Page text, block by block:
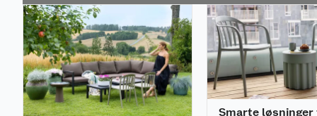
* Dybde (cm): 79
* Høyde (cm): 65
* Sittehøyde (cm): 34
* Maks belastning (kg): 110
Mål stoler
* Bredde (cm): 67
Smarte løsninger